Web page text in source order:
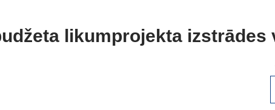
likumprojekta izstrādes